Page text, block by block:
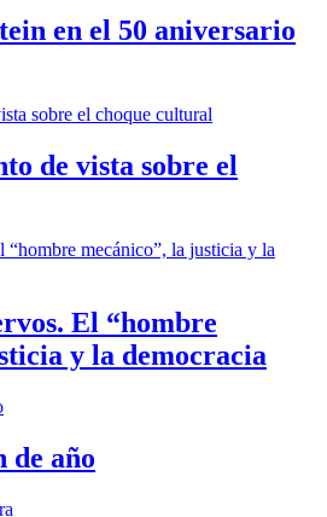
en el 50 aniversario
de vista sobre el
El “hombre
y la democracia
de año